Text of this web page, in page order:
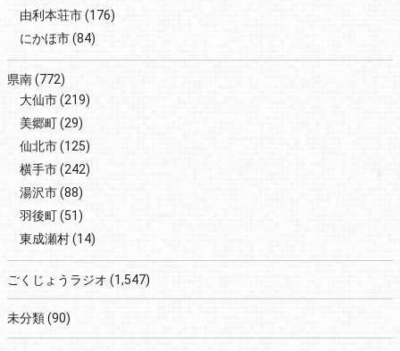
由利本荘市(176)
にかほ市(84)
県南(772)
大仙市(219)
美郷町(29)
仙北市(125)
横手市(242)
湯沢市(88)
羽後町(51)
東成瀬村(14)
ごくじょうラジオ (1,547)
未分類(90)